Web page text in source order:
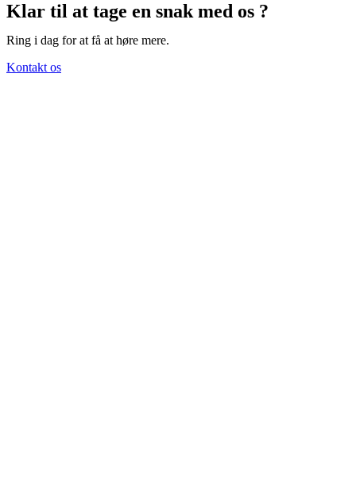
Klar til at tage en snak med os ?
Ring i dag for at få at høre mere.
Kontakt os